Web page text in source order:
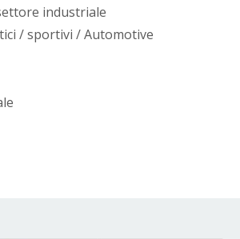
industriale
/ sportivi / Automotive